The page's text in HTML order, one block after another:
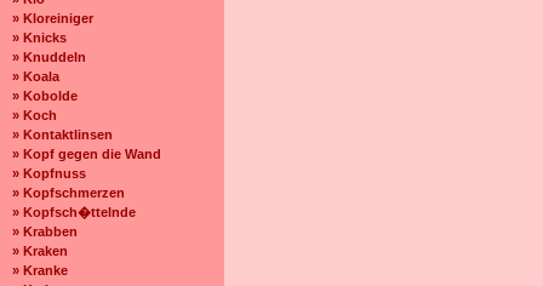
» Kloreiniger
» Knicks
» Knuddeln
» Koala
» Kobolde
» Koch
» Kontaktlinsen
» Kopf gegen die Wand
» Kopfnuss
» Kopfschmerzen
» Kopfsch�ttelnde
» Krabben
» Kraken
» Kranke